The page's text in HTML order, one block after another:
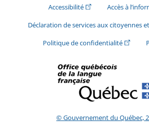
Accessibilité(Cet hyperlien
Accès à
Déclaration de services aux citoyennes
Politique de confidentialité(Cet
© Gouvernement du Québec,